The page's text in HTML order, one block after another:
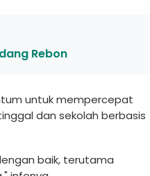
Rebon
untuk mempercepat
dan sekolah berbasis
baik, terutama